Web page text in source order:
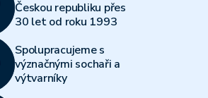
Českou republiku přes
30 let od roku 1993
Spolupracujeme s
význačnými sochaři a
výtvarníky